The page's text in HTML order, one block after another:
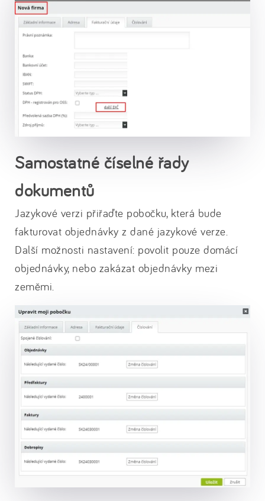
Samostatné číselné řady
dokumentů
Jazykové verzi přiřaďte pobočku, která bude
fakturovat objednávky z dané jazykové verze.
Další možnosti nastavení: povolit pouze domácí
objednávky, nebo zakázat objednávky mezi
zeměmi.